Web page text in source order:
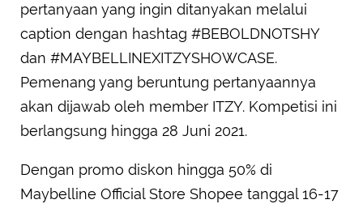
pertanyaan yang ingin ditanyakan melalui
caption dengan hashtag #BEBOLDNOTSHY
dan #MAYBELLINEXITZYSHOWCASE.
Pemenang yang beruntung pertanyaannya
akan dijawab oleh member ITZY. Kompetisi ini
berlangsung hingga 28 Juni 2021.
Dengan promo diskon hingga 50% di
Maybelline Official Store Shopee tanggal 16-17